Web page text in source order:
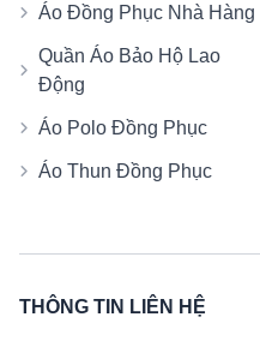
Áo Đồng Phục Nhà Hàng
Quần Áo Bảo Hộ Lao
Động
Áo Polo Đồng Phục
Áo Thun Đồng Phục
THÔNG TIN LIÊN HỆ